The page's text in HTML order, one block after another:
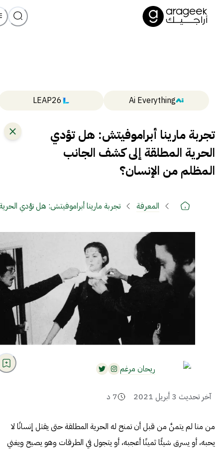
Ai Everything
LEAP26
تجربة مارينا أبراموفيتش: هل تؤدي
الحرية المطلقة إلى كشف الجانب
المظلم من الإنسان؟
المعرفة تجربة مارينا أبراموفيتش: هل تؤدي
ريحان مرغم
آخر تحديث 3 أبريل 2021 7 د
من منا لم يتمنَّ من قبل أن تمنح له الحرية المطلقة حتى يقتل إنسانًا لا
يحبه، أو يسرق شيئًا ثمينًا أعجبه، أو يتجول في الطرقات وهو يصيح ويغني